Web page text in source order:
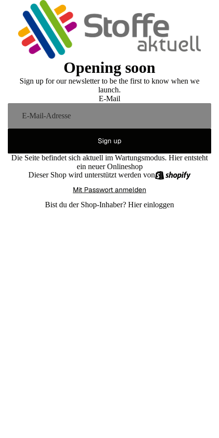
Opening soon
Sign up for our newsletter to be the first to know when we
launch.
E-Mail
Sign up
Die Seite befindet sich aktuell im Wartungsmodus. Hier entsteht
ein neuer Onlineshop
Dieser Shop wird unterstützt werden von
Mit Passwort anmelden
Bist du der Shop-Inhaber? Hier einloggen